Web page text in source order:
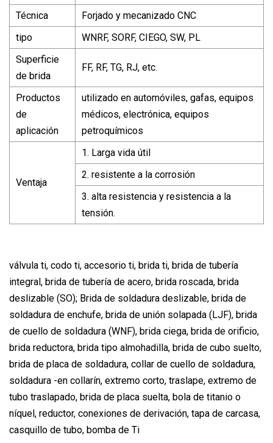
Técnica
Forjado y mecanizado CNC
tipo
WNRF, SORF, CIEGO, SW, PL
Superficie
de brida
FF, RF, TG, RJ, etc.
Productos
de
aplicación
utilizado en automóviles, gafas, equipos
médicos, electrónica, equipos
petroquímicos
Ventaja
1. Larga vida útil
2. resistente a la corrosión
3. alta resistencia y resistencia a la
tensión.
válvula ti, codo ti, accesorio ti, brida ti, brida de tubería
integral, brida de tubería de acero, brida roscada, brida
deslizable (SO); Brida de soldadura deslizable, brida de
soldadura de enchufe, brida de unión solapada (LJF), brida
de cuello de soldadura (WNF), brida ciega, brida de orificio,
brida reductora, brida tipo almohadilla, brida de cubo suelto,
brida de placa de soldadura, collar de cuello de soldadura,
soldadura -en collarín, extremo corto, traslape, extremo de
tubo traslapado, brida de placa suelta, bola de titanio o
níquel, reductor, conexiones de derivación, tapa de carcasa,
casquillo de tubo, bomba de Ti